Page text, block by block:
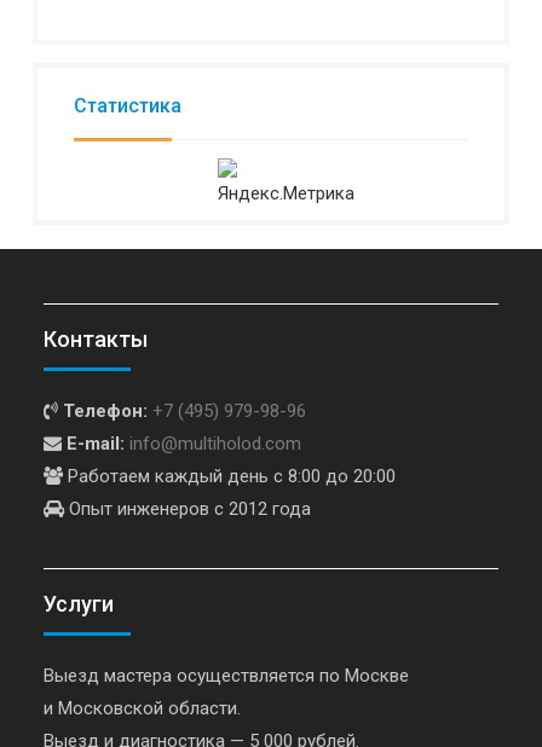
Статистика
Контакты
Телефон: +7 (495) 979-98-96
E-mail: info@multiholod.com
Работаем каждый день с 8:00 до 20:00
Опыт инженеров с 2012 года
Услуги
Выезд мастера осуществляется по Москве
и Московской области.
Выезд и диагностика — 5 000 рублей.